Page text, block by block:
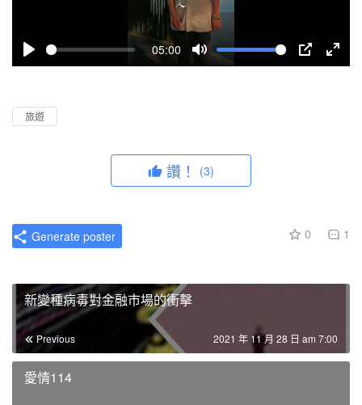
P
a
05:00
M
P
E
l
c
e
l
a
旅遊
讚！ (3)
0 1
Generate poster
新變種病毒對金融市場的衝擊
Previous 2021 年 11 月 28 日 am 7:00
愛情114